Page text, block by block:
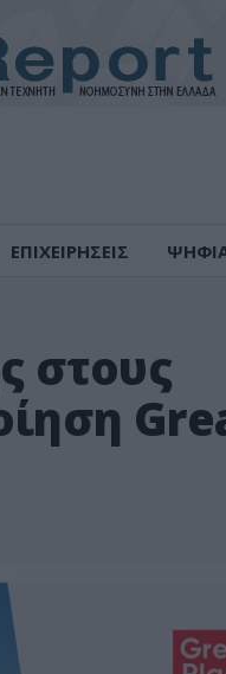
ΕΠΙΧΕΙΡΗΣΕΙΣ
στους